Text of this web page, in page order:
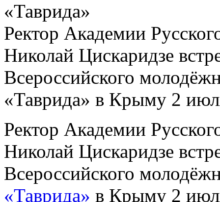
«Таврида»
Ректор Академии
Николай Цискаридзе
Всероссийского
«Таврида» в Крыму 2
Ректор Академии
Николай Цискаридзе
Всероссийского
«Таврида» в Крыму 2